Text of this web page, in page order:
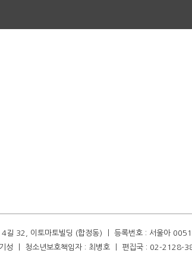
4길 32, 이토마토빌딩 (합정동) ㅣ 등록번호 : 서울아
성 ㅣ 청소년보호책임자 : 최병호 ㅣ 편집국 : 02-